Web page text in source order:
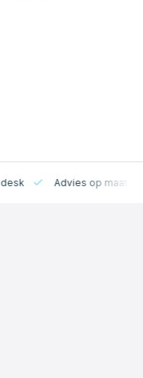
Advies op maat